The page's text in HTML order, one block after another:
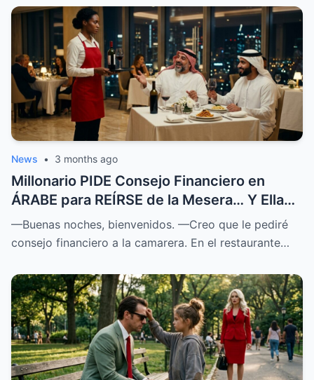
News • 3 months ago
Millonario PIDE Consejo Financiero en
ÁRABE para REÍRSE de la Mesera… Y Ella
SOPRENDIÓ a Todos
—Buenas noches, bienvenidos. —Creo que le pediré
consejo financiero a la camarera. En el restaurante…